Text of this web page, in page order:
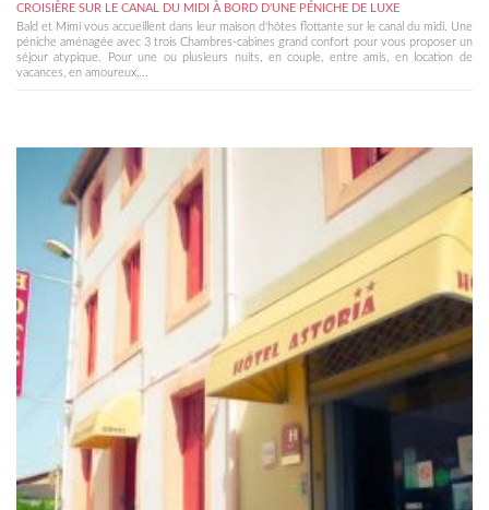
CROISIÈRE SUR LE CANAL DU MIDI À BORD D'UNE PÉNICHE DE LUXE
Bald et Mimi vous accueillent dans leur maison d'hôtes flottante sur le canal du midi. Une
péniche aménagée avec 3 trois Chambres-cabines grand confort pour vous proposer un
séjour atypique. Pour une ou plusieurs nuits, en couple, entre amis, en location de
vacances, en amoureux,...